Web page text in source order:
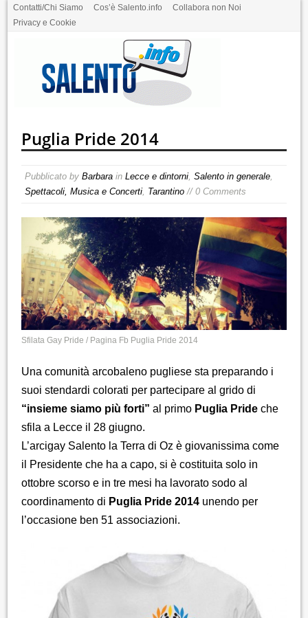
Contatti/Chi Siamo Cos’è Salento.info
Collabora non Noi
Privacy e Cookie
Puglia Pride 2014
Pubblicato byBarbara inLecce e dintorni,Salento in generale,
Spettacoli, Musica e Concerti, Tarantino // 0 Comments
Sfilata Gay Pride / Pagina Fb Puglia Pride 2014
Una comunità arcobaleno pugliese sta preparando i
suoi stendardi colorati per partecipare al grido di
“insieme siamo più forti” al primo Puglia Pride che
sfila a Lecce il 28 giugno.
L’arcigay Salento la Terra di Oz è giovanissima come
il Presidente che ha a capo, si è costituita solo in
ottobre scorso e in tre mesi ha lavorato sodo al
coordinamento di Puglia Pride 2014 unendo per
l’occasione ben 51 associazioni.